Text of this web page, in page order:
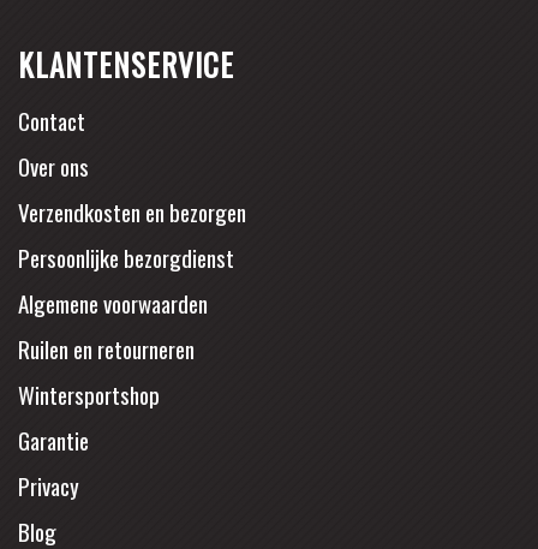
KLANTENSERVICE
Contact
Over ons
Verzendkosten en bezorgen
Persoonlijke bezorgdienst
Algemene voorwaarden
Ruilen en retourneren
Wintersportshop
Garantie
Privacy
Blog